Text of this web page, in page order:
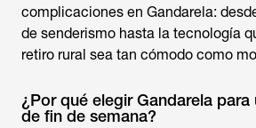
complicaciones en Gandarela:
de senderismo hasta la tecnología
retiro rural sea tan cómodo como
¿Por qué elegir Gandarela para
de fin de semana?